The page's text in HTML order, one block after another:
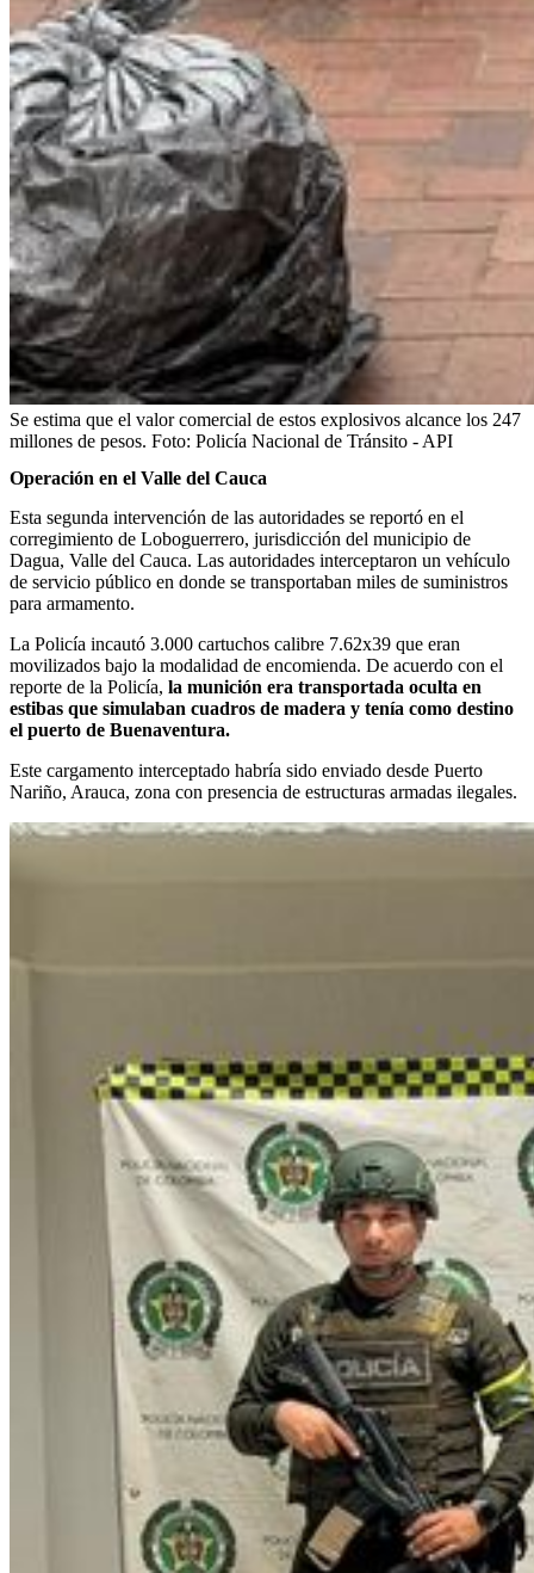
Se estima que el valor comercial de estos explosivos alcance los 247
millones de pesos. Foto: Policía Nacional de Tránsito - API
Operación en el Valle del Cauca
Esta segunda intervención de las autoridades se reportó en el
corregimiento de Loboguerrero, jurisdicción del municipio de
Dagua, Valle del Cauca. Las autoridades interceptaron un vehículo
de servicio público en donde se transportaban miles de suministros
para armamento.
La Policía incautó 3.000 cartuchos calibre 7.62x39 que eran
movilizados bajo la modalidad de encomienda. De acuerdo con el
reporte de la Policía, la munición era transportada oculta en
estibas que simulaban cuadros de madera y tenía como destino
el puerto de Buenaventura.
Este cargamento interceptado habría sido enviado desde Puerto
Nariño, Arauca, zona con presencia de estructuras armadas ilegales.